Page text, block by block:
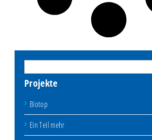
Projekte
Biotop
Ein Teil mehr